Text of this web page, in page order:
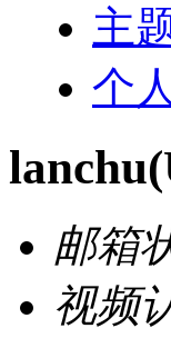
主
个
lanchu
邮箱
视频